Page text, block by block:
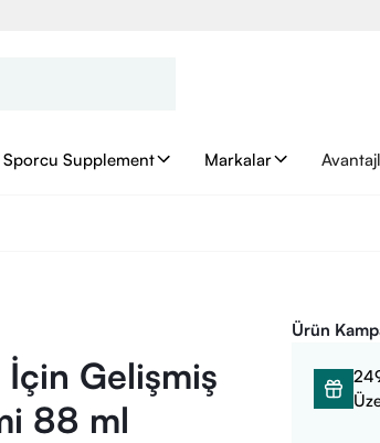
Sporcu Supplement Markalar
Gelişmiş
88 ml
Ürün